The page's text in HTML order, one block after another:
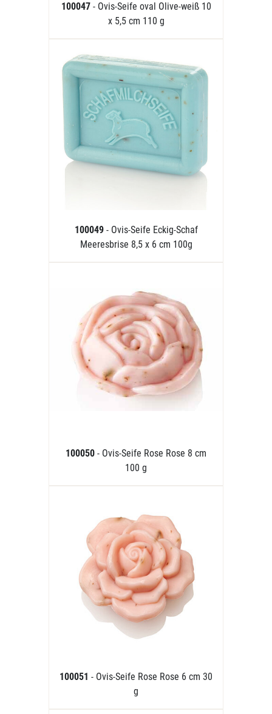
100047 - Ovis-Seife oval Olive-weiß 10
x 5,5 cm 110 g
100049 - Ovis-Seife Eckig-Schaf
Meeresbrise 8,5 x 6 cm 100g
100050 - Ovis-Seife Rose Rose 8 cm
100 g
100051 - Ovis-Seife Rose Rose 6 cm 30
g